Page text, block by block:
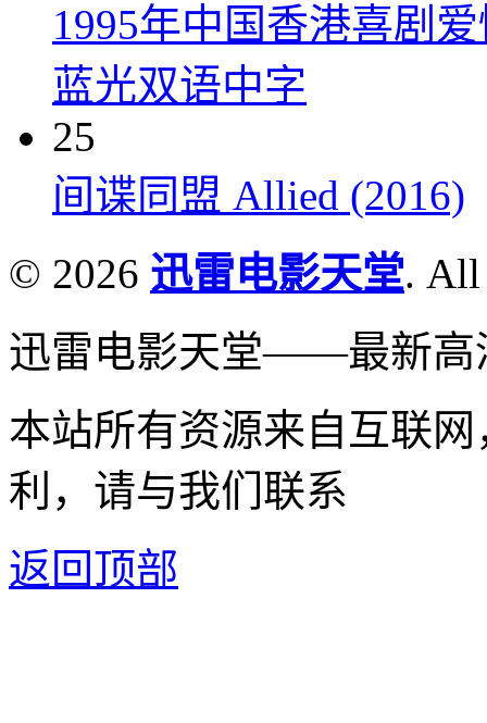
1995年中国香港喜剧
蓝光双语中字
25
间谍同盟 Allied (2016)
© 2026 迅雷电影天堂. All
迅雷电影天堂——最新高
本站所有资源来自互联
利，请与我们联系
返回顶部